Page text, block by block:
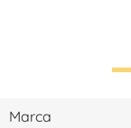
Marca